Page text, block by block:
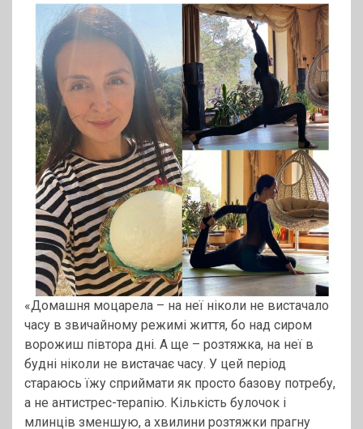
«Домашня моцарела – на неї ніколи не вистачало
часу в звичайному режимі життя, бо над сиром
ворожиш півтора дні. А ще – розтяжка, на неї в
будні ніколи не вистачає часу. У цей період
стараюсь їжу сприймати як просто базову потребу,
а не антистрес-терапію. Кількість булочок і
млинців зменшую, а хвилини розтяжки прагну